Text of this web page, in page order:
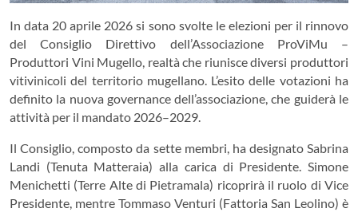
In data 20 aprile 2026 si sono svolte le elezioni per il rinnovo
del Consiglio Direttivo dell’Associazione ProViMu –
Produttori Vini Mugello, realtà che riunisce diversi produttori
vitivinicoli del territorio mugellano. L’esito delle votazioni ha
definito la nuova governance dell’associazione, che guiderà le
attività per il mandato 2026–2029.
Il Consiglio, composto da sette membri, ha designato Sabrina
Landi (Tenuta Matteraia) alla carica di Presidente. Simone
Menichetti (Terre Alte di Pietramala) ricoprirà il ruolo di Vice
Presidente, mentre Tommaso Venturi (Fattoria San Leolino) è